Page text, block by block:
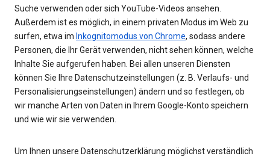
Suche verwenden oder sich YouTube-Videos ansehen.
Außerdem ist es möglich, in einem privaten Modus im Web zu
surfen, etwa im Inkognitomodus von Chrome, sodass andere
Personen, die Ihr Gerät verwenden, nicht sehen können, welche
Inhalte Sie aufgerufen haben. Bei allen unseren Diensten
können Sie Ihre Datenschutzeinstellungen (z. B. Verlaufs- und
Personalisierungseinstellungen) ändern und so festlegen, ob
wir manche Arten von Daten in Ihrem Google-Konto speichern
und wie wir sie verwenden.
Um Ihnen unsere Datenschutzerklärung möglichst verständlich